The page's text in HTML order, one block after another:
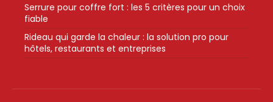
Serrure pour coffre fort : les 5 critères pour un choix
fiable
Rideau qui garde la chaleur : la solution pro pour
hôtels, restaurants et entreprises